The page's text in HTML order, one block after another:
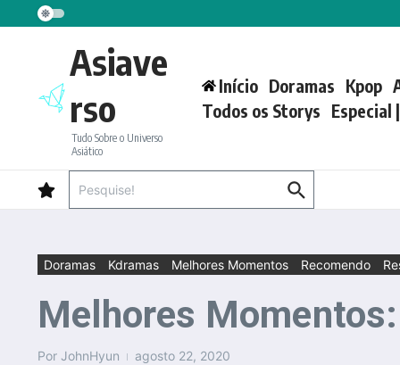
Ir para o conteúdo
Asiave
rso
Tudo Sobre o Universo
Asiático
Início Doramas Kpop
Todos os Storys Especial
Doramas Kdramas Melhores Momentos Recomendo
Melhores
Por JohnHyun agosto 22, 2020